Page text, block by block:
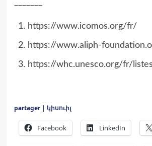
https://www.icomos.org/fr/
https://www.aliph-
https://whc.unesco.org/fr/
partager | կիսուիլ
Facebook LinkedIn